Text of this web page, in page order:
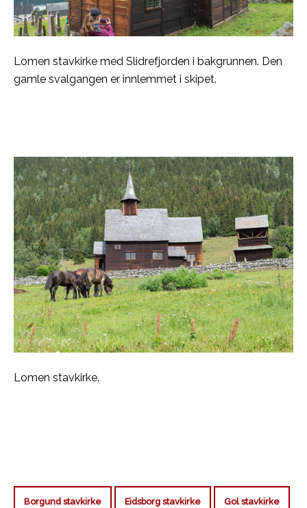
Lomen stavkirke med Slidrefjorden i bakgrunnen. Den
gamle svalgangen er innlemmet i skipet.
Lomen stavkirke.
Borgund stavkirke Eidsborg stavkirke Gol stavkirke